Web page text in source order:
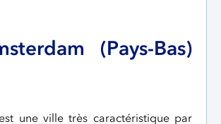
(Pays-Bas)
une ville très caractéristique par